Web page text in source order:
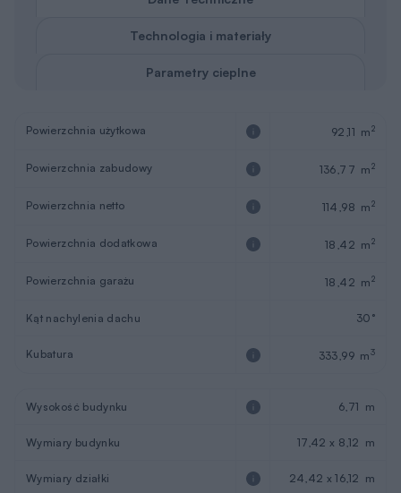
Technologia i materiały
Parametry cieplne
Powierzchnia użytkowa 92,11 m2
Powierzchnia zabudowy 136,77 m2
Powierzchnia netto 114,98 m2
Powierzchnia dodatkowa 18,42 m2
Powierzchnia garażu 18,42 m2
Kąt nachylenia dachu 30°
Kubatura 333,99 m3
Wysokość budynku 6,71 m
Wymiary budynku 17,42 x 8,12 m
Wymiary działki 24,42 x 16,12 m